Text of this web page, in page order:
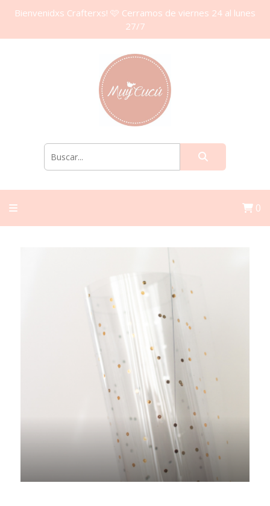
Bienvenidxs Crafterxs! 🩷 Cerramos de viernes 24 al lunes
27/7
0